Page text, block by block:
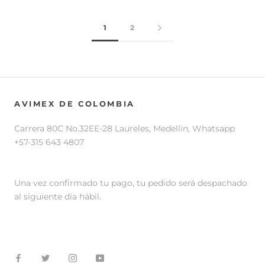
1 2
AVIMEX DE COLOMBIA
Carrera 80C No.32EE-28 Laureles, Medellin, Whatsapp
+57-315 643 4807
Una vez confirmado tu pago, tu pedido será despachado
al siguiente día hábil.